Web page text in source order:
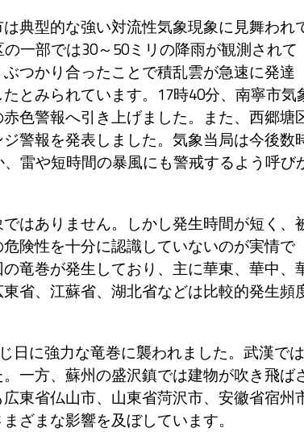
典型的な強い対流性気象現象に見舞われ
一部では30～50ミリの降雨が観測されて
つかり合ったことで積乱雲が急速に発達
とみられています。17時40分、南寧市気
色警報へ引き上げました。また、西郷塘
警報を発表しました。気象当局は今後数
雷や短時間の暴風にも警戒するよう呼び
はありません。しかし発生時間が短く、
険性を十分に認識していないのが実情で
竜巻が発生しており、主に華東、華中、
省、江蘇省、湖北省などは比較的発生頻
日に強力な竜巻に襲われました。武漢では
一方、蘇州の盛沢鎮では建物が吹き飛ば
東省仏山市、山東省菏沢市、安徽省宿州
ざまな影響を及ぼしています。